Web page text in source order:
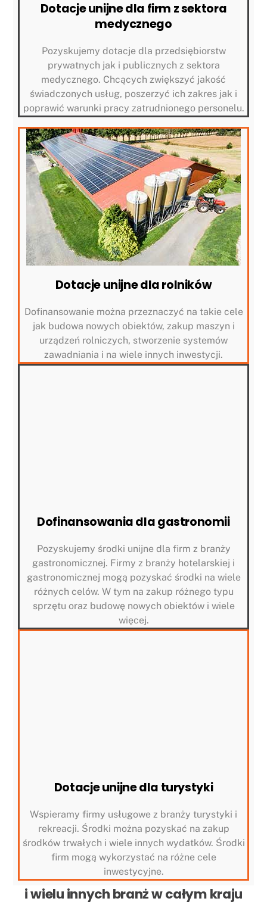
Dotacje unijne dla firm z sektora
medycznego
Pozyskujemy dotacje dla przedsiębiorstw
prywatnych jak i publicznych z sektora
medycznego. Chcących zwiększyć jakość
świadczonych usług, poszerzyć ich zakres jak i
poprawić warunki pracy zatrudnionego personelu.
Dotacje unijne dla rolników
Dofinansowanie można przeznaczyć na takie cele
jak budowa nowych obiektów, zakup maszyn i
urządzeń rolniczych, stworzenie systemów
zawadniania i na wiele innych inwestycji.
Dofinansowania dla gastronomii
Pozyskujemy środki unijne dla firm z branży
gastronomicznej. Firmy z branży hotelarskiej i
gastronomicznej mogą pozyskać środki na wiele
różnych celów. W tym na zakup różnego typu
sprzętu oraz budowę nowych obiektów i wiele
więcej.
Dotacje unijne dla turystyki
Wspieramy firmy usługowe z branży turystyki i
rekreacji. Środki można pozyskać na zakup
środków trwałych i wiele innych wydatków. Środki
firm mogą wykorzystać na różne cele
inwestycyjne.
i wielu innych branż w całym kraju